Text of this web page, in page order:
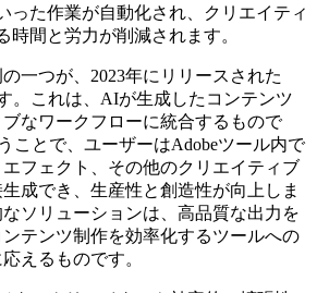
った作業が自動化され、クリエイティ
時間と労力が削減されます。
一つが、2023年にリリースされた
。これは、AIが生成したコンテンツ
なワークフローに統合するもので
ことで、ユーザーはAdobeツール内で
フェクト、その他のクリエイティブ
成でき、生産性と創造性が向上しま
ソリューションは、高品質な出力を
テンツ制作を効率化するツールへの
えるものです。